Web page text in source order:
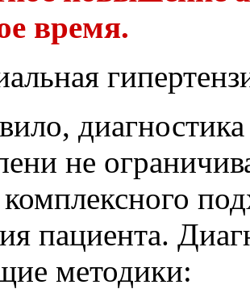
время.
не
комплексного
пациента.
методики: